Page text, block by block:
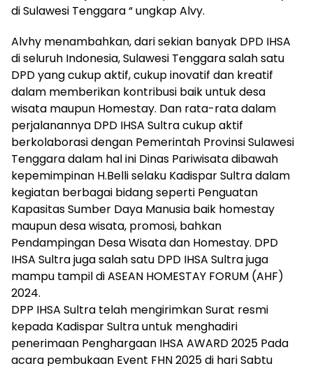
di Sulawesi Tenggara “ ungkap Alvy.
Alvhy menambahkan, dari sekian banyak DPD IHSA
di seluruh Indonesia, Sulawesi Tenggara salah satu
DPD yang cukup aktif, cukup inovatif dan kreatif
dalam memberikan kontribusi baik untuk desa
wisata maupun Homestay. Dan rata-rata dalam
perjalanannya DPD IHSA Sultra cukup aktif
berkolaborasi dengan Pemerintah Provinsi Sulawesi
Tenggara dalam hal ini Dinas Pariwisata dibawah
kepemimpinan H.Belli selaku Kadispar Sultra dalam
kegiatan berbagai bidang seperti Penguatan
Kapasitas Sumber Daya Manusia baik homestay
maupun desa wisata, promosi, bahkan
Pendampingan Desa Wisata dan Homestay. DPD
IHSA Sultra juga salah satu DPD IHSA Sultra juga
mampu tampil di ASEAN HOMESTAY FORUM (AHF)
2024.
DPP IHSA Sultra telah mengirimkan Surat resmi
kepada Kadispar Sultra untuk menghadiri
penerimaan Penghargaan IHSA AWARD 2025 Pada
acara pembukaan Event FHN 2025 di hari Sabtu